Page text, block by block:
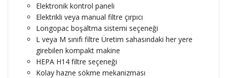
Elektronik kontrol paneli
Elektrikli veya manual filtre çırpıcı
Longopac boşaltma sistemi seçeneği
L veya M sınıfı filtre Üretim sahasındaki her yere
girebilen kompakt makine
HEPA H14 filtre seçeneği
Kolay hazne sökme mekanizması